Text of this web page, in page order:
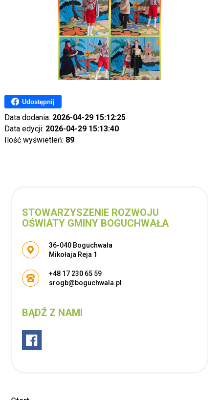
Udostępnij
Data dodania: 2026-04-29 15:12:25
Data edycji: 2026-04-29 15:13:40
Ilość wyświetleń: 89
STOWARZYSZENIE ROZWOJU
OŚWIATY GMINY BOGUCHWAŁA
Adres pocztowy:
36-040 Boguchwała
Mikołaja Reja 1
+48 17 230 65 59
srogb@boguchwala.pl
BĄDŹ Z NAMI